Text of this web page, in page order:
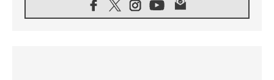
الفاتيكان يعلن برنامج الزيارة الرسولية للبابا لاوُن